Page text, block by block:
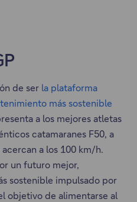
de ser la plataforma
más sostenible
a los mejores atletas
catamaranes F50, a
a los 100 km/h.
un futuro mejor,
sostenible impulsado por
objetivo de alimentarse al